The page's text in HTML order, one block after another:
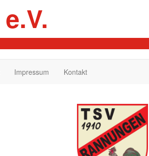
Impressum Kontakt